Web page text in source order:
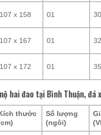
107 x 158 01
107 x 167 01
107 x 172 01
hai đao tại Bình Thuận, đá
thước
Số lượng
(ngôi)